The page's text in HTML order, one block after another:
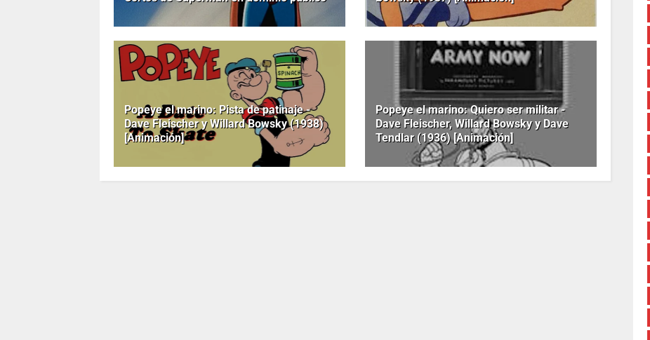
Popeye el marino: Pista de patinaje -
Dave Fleischer y Willard Bowsky (1938)
[Animación]
Popeye el marino: Quiero ser militar -
Dave Fleischer, Willard Bowsky y Dave
Tendlar (1936) [Animación]